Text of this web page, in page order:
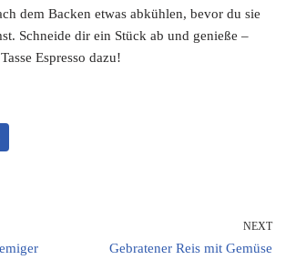
dem Backen etwas abkühlen, bevor du sie
Schneide dir ein Stück ab und genieße –
Espresso dazu!
NEXT
Gebratener Reis mit Gemüse